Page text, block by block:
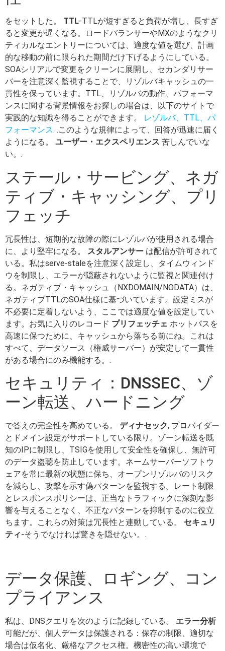
をセットした。 TTL-TTLが短すぎると負荷が増し、長すぎ
ると変更が遅くなる。ロードバランサーやMXのようなクリ
ティカルなエントリーについては、適度な値を選び、計画
的な移動の前に限られた期間だけ下げるようにしている。
SOAシリアルで変更をクリーンに展開し、セカンダリサー
バーを注意深く監視することで、リゾルバキャッシュの一
貫性を保っています。TTL、リゾルバの動作、パフォーマ
ンスに関する背景情報をお探しの場合は、以下のサイトで
実践的な知識を得ることができます。
レゾルバ、TTL、パ
フォーマンス. .このような規律によって、回答が迅速に届く
ようになる。 ユーザー・エクスペリエンス 苦しんでいな
い。.
ステール・サービング、ネガ
ティブ・キャッシング、プリ
フェッチ
冗長性は、短期的な故障の際にレゾルバが使用される場合
に、より堅牢になる。
スタルアンサー は配信が許可されて
いる。私はserve-staleを注意深く設定し、タイムウィンド
ウを制限し、エラーが隠蔽されないように監視と関連付け
る。ネガティブ・キャッシュ（NXDOMAIN/NODATA）は、
ネガティブTTLのSOA仕様に基づいています。設定ミスが
不必要に定着しないよう、ここでは適度な値を設定してい
ます。お気に入りのレコード プリフェッチェ ホットパスを
高速に保つために、キャッシュから落ちる前にね。これは
すべて、データソース（権威サーバー）が安定して一貫性
がある場合にのみ機能する。.
セキュリティ：DNSSEC、ゾ
ーン転送、ハードニング
で答えの完全性を高めている。 ディナセック, プロバイダー
とドメイン設定がサポートしている限り。ゾーン転送を既
知のIPに制限し、TSIGを使用して安全性を確保し、無許可
のデータ盗聴を防止しています。ネームサーバーソフトウ
ェアを常に最新の状態に保ち、オープンリゾルバのリスク
を減らし、攻撃を示す偽パターンを監視する。レート制限
とレスポンスポリシーは、正当なトラフィックに深刻な影
響を与えることなく、不正なパターンを抑制するのに役立
ちます。これらの対策は冗長性と連動している。 セキュリ
ティ-そうでなければ驚きを隠せない。.
データ保護、ロギング、コン
プライアンス
私は、DNSクエリを次のように記録している。 エラー分析
可能だが、個人データは保護される：保存の制限、適切な
場合は仮名化、厳格なアクセス権。機密性の高い環境で